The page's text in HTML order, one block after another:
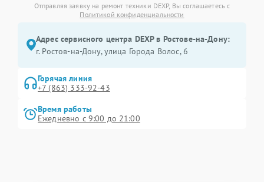
Отправляя заявку на ремонт техники DEXP, Вы соглашаетесь с
Политикой конфиденциальности
Адрес сервисного центра DEXP в Ростове-на-Дону:
г. Ростов-на-Дону, улица Города Волос, 6
Горячая линия
+7 (863) 333-92-43
Время работы
Ежедневно с 9:00 до 21:00